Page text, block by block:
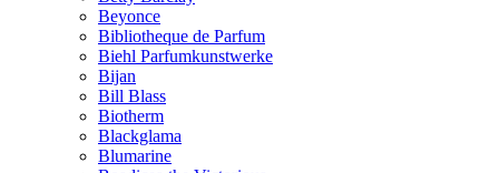
Beyonce
Bibliotheque de Parfum
Biehl Parfumkunstwerke
Bijan
Bill Blass
Biotherm
Blackglama
Blumarine